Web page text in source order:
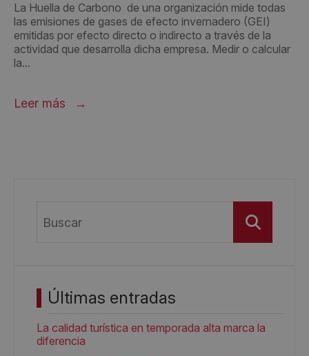
La Huella de Carbono de una organización mide todas
las emisiones de gases de efecto invernadero (GEI)
emitidas por efecto directo o indirecto a través de la
actividad que desarrolla dicha empresa. Medir o calcular
la...
Leer más
Buscar
Últimas entradas
La calidad turística en temporada alta marca la
diferencia